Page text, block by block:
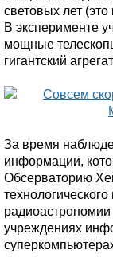
световых лет
В эксперименте
мощные
гигантский
За время
информации,
Обсерваторию
учреждениях